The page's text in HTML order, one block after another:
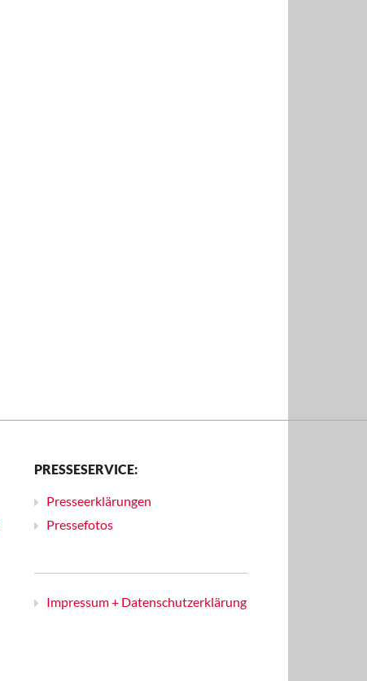
PRESSESERVICE:
Presseerklärungen
Pressefotos
Impressum + Datenschutzerklärung